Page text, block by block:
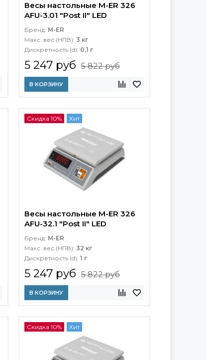
Весы настольные M-ER 326
AFU-3.01 "Post II" LED
Бренд: M-ER
Макс. вес (НПВ): 3 кг
Дискретность (d): 0,1 г
5 247 руб 5 822 руб
В КОРЗИНУ
Скидка 10% Хит
Весы настольные M-ER 326
AFU-32.1 "Post II" LED
Бренд: M-ER
Макс. вес (НПВ): 32 кг
Дискретность (d): 1 г
5 247 руб 5 822 руб
В КОРЗИНУ
Скидка 10% Хит